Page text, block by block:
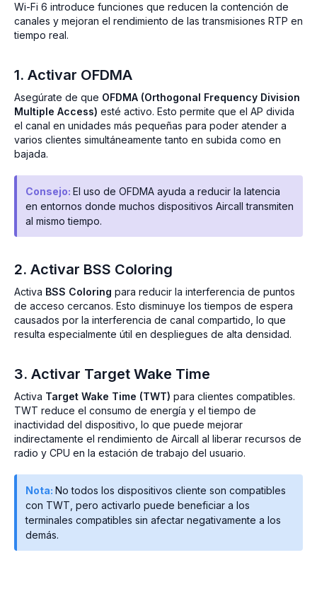
Wi-Fi 6 introduce funciones que reducen la contención de
canales y mejoran el rendimiento de las transmisiones RTP en
tiempo real.
1. Activar OFDMA
Asegúrate de que OFDMA (Orthogonal Frequency Division
Multiple Access) esté activo. Esto permite que el AP divida
el canal en unidades más pequeñas para poder atender a
varios clientes simultáneamente tanto en subida como en
bajada.
Consejo: El uso de OFDMA ayuda a reducir la latencia
en entornos donde muchos dispositivos Aircall transmiten
al mismo tiempo.
2. Activar BSS Coloring
Activa BSS Coloring para reducir la interferencia de puntos
de acceso cercanos. Esto disminuye los tiempos de espera
causados por la interferencia de canal compartido, lo que
resulta especialmente útil en despliegues de alta densidad.
3. Activar Target Wake Time
Activa Target Wake Time (TWT) para clientes compatibles.
TWT reduce el consumo de energía y el tiempo de
inactividad del dispositivo, lo que puede mejorar
indirectamente el rendimiento de Aircall al liberar recursos de
radio y CPU en la estación de trabajo del usuario.
Nota: No todos los dispositivos cliente son compatibles
con TWT, pero activarlo puede beneficiar a los
terminales compatibles sin afectar negativamente a los
demás.